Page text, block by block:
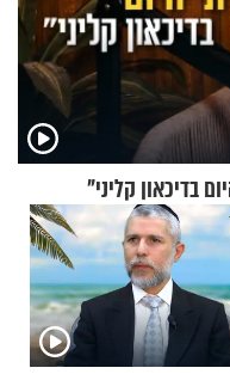
בדיכאון קליני"